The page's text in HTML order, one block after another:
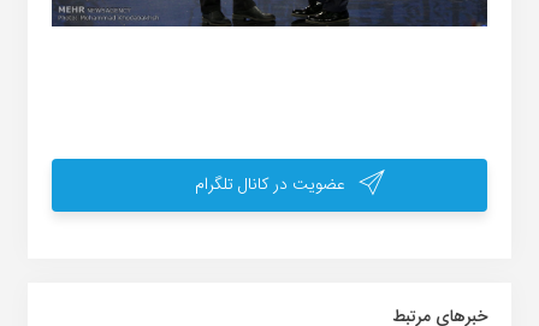
عضویت در کانال تلگرام
خبر‌های مرتبط